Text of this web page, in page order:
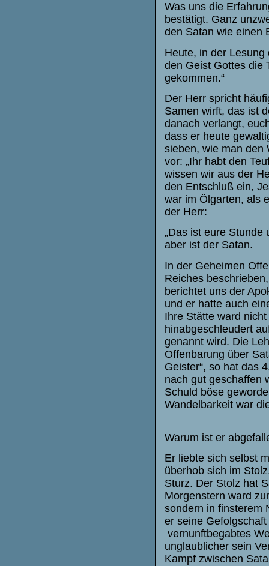
Was uns die
bestätigt. Ganz
den Satan wie einen
Heute, in der Lesung
den Geist Gottes die
gekommen.“
Der Herr spricht
Samen wirft, das ist
danach verlangt,
dass er heute
sieben, wie man den
vor: „Ihr habt den
wissen wir aus der
den Entschluß ein,
war im Ölgarten, als
der Herr:
„Das ist eure Stunde
aber ist der Satan.
In der Geheimen
Reiches
berichtet uns der
und er hatte auch
Ihre Stätte ward
hinabgeschleudert
genannt wird. Die
Offenbarung über
Geister“, so hat das
nach gut geschaffen
Schuld böse
Wandelbarkeit war
Warum ist er
Er liebte sich selbst
überhob sich im
Sturz. Der Stolz hat
Morgenstern ward
sondern in finsterem
er seine
vernunftbegabtes
unglaublicher sein
Kampf zwischen